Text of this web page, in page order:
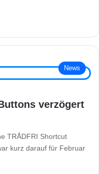
News
verzögert
TRÅDFRI Shortcut
kurz darauf für Februar